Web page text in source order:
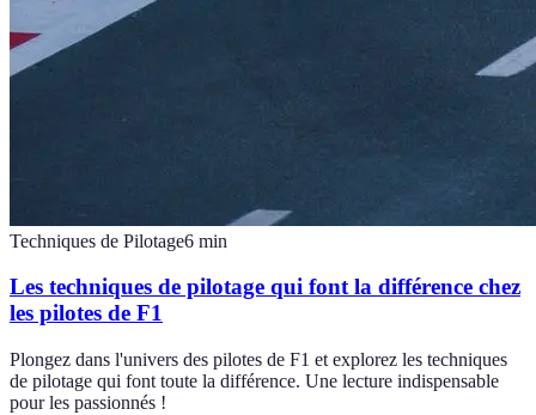
Techniques de Pilotage6 min
Les techniques de pilotage qui font la différence chez
les pilotes de F1
Plongez dans l'univers des pilotes de F1 et explorez les techniques
de pilotage qui font toute la différence. Une lecture indispensable
pour les passionnés !